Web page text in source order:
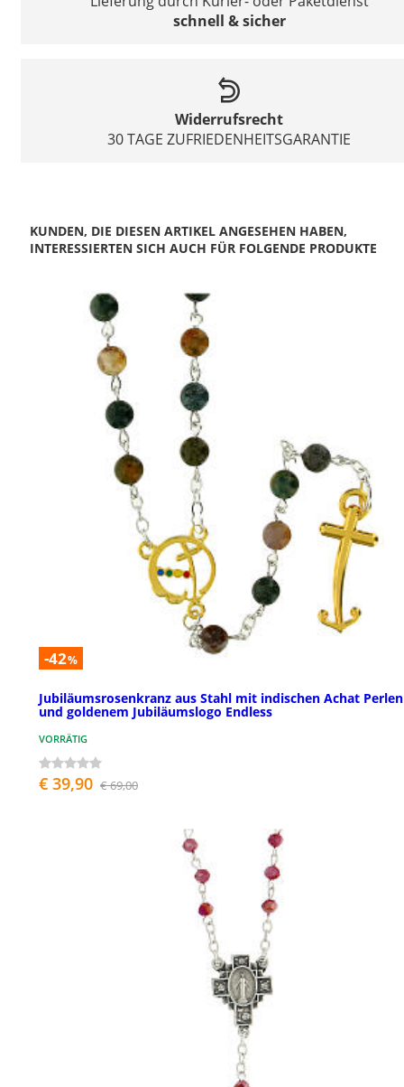
schnell & sicher
Widerrufsrecht
30 TAGE ZUFRIEDENHEITSGARANTIE
KUNDEN, DIE DIESEN ARTIKEL ANGESEHEN HABEN,
INTERESSIERTEN SICH AUCH FÜR FOLGENDE PRODUKTE
-42%
Jubiläumsrosenkranz aus Stahl mit indischen Achat Perlen
und goldenem Jubiläumslogo Endless
VORRÄTIG
€ 39,90 € 69,00